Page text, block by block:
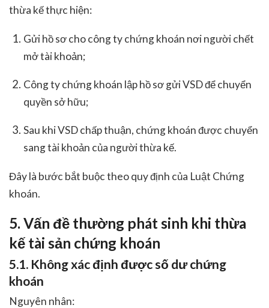
thừa kế thực hiện:
Gửi hồ sơ cho công ty chứng khoán nơi người chết
mở tài khoản;
Công ty chứng khoán lập hồ sơ gửi VSD để chuyển
quyền sở hữu;
Sau khi VSD chấp thuận, chứng khoán được chuyển
sang tài khoản của người thừa kế.
Đây là bước bắt buộc theo quy định của Luật Chứng
khoán.
5. Vấn đề thường phát sinh khi thừa
kế tài sản chứng khoán
5.1. Không xác định được số dư chứng
khoán
Nguyên nhân: